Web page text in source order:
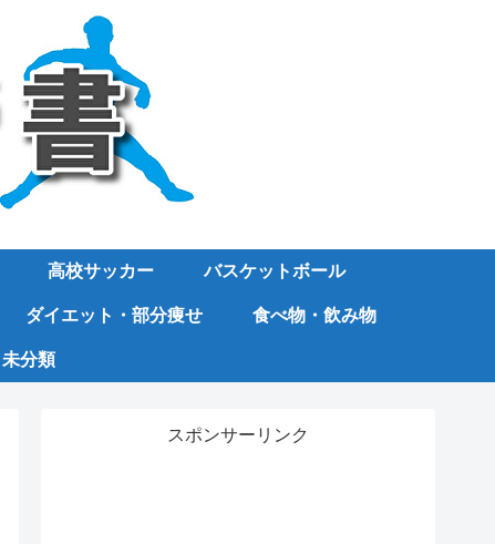
高校サッカー バスケットボール
ダイエット・部分痩せ 食べ物・飲み物
未分類
スポンサーリンク